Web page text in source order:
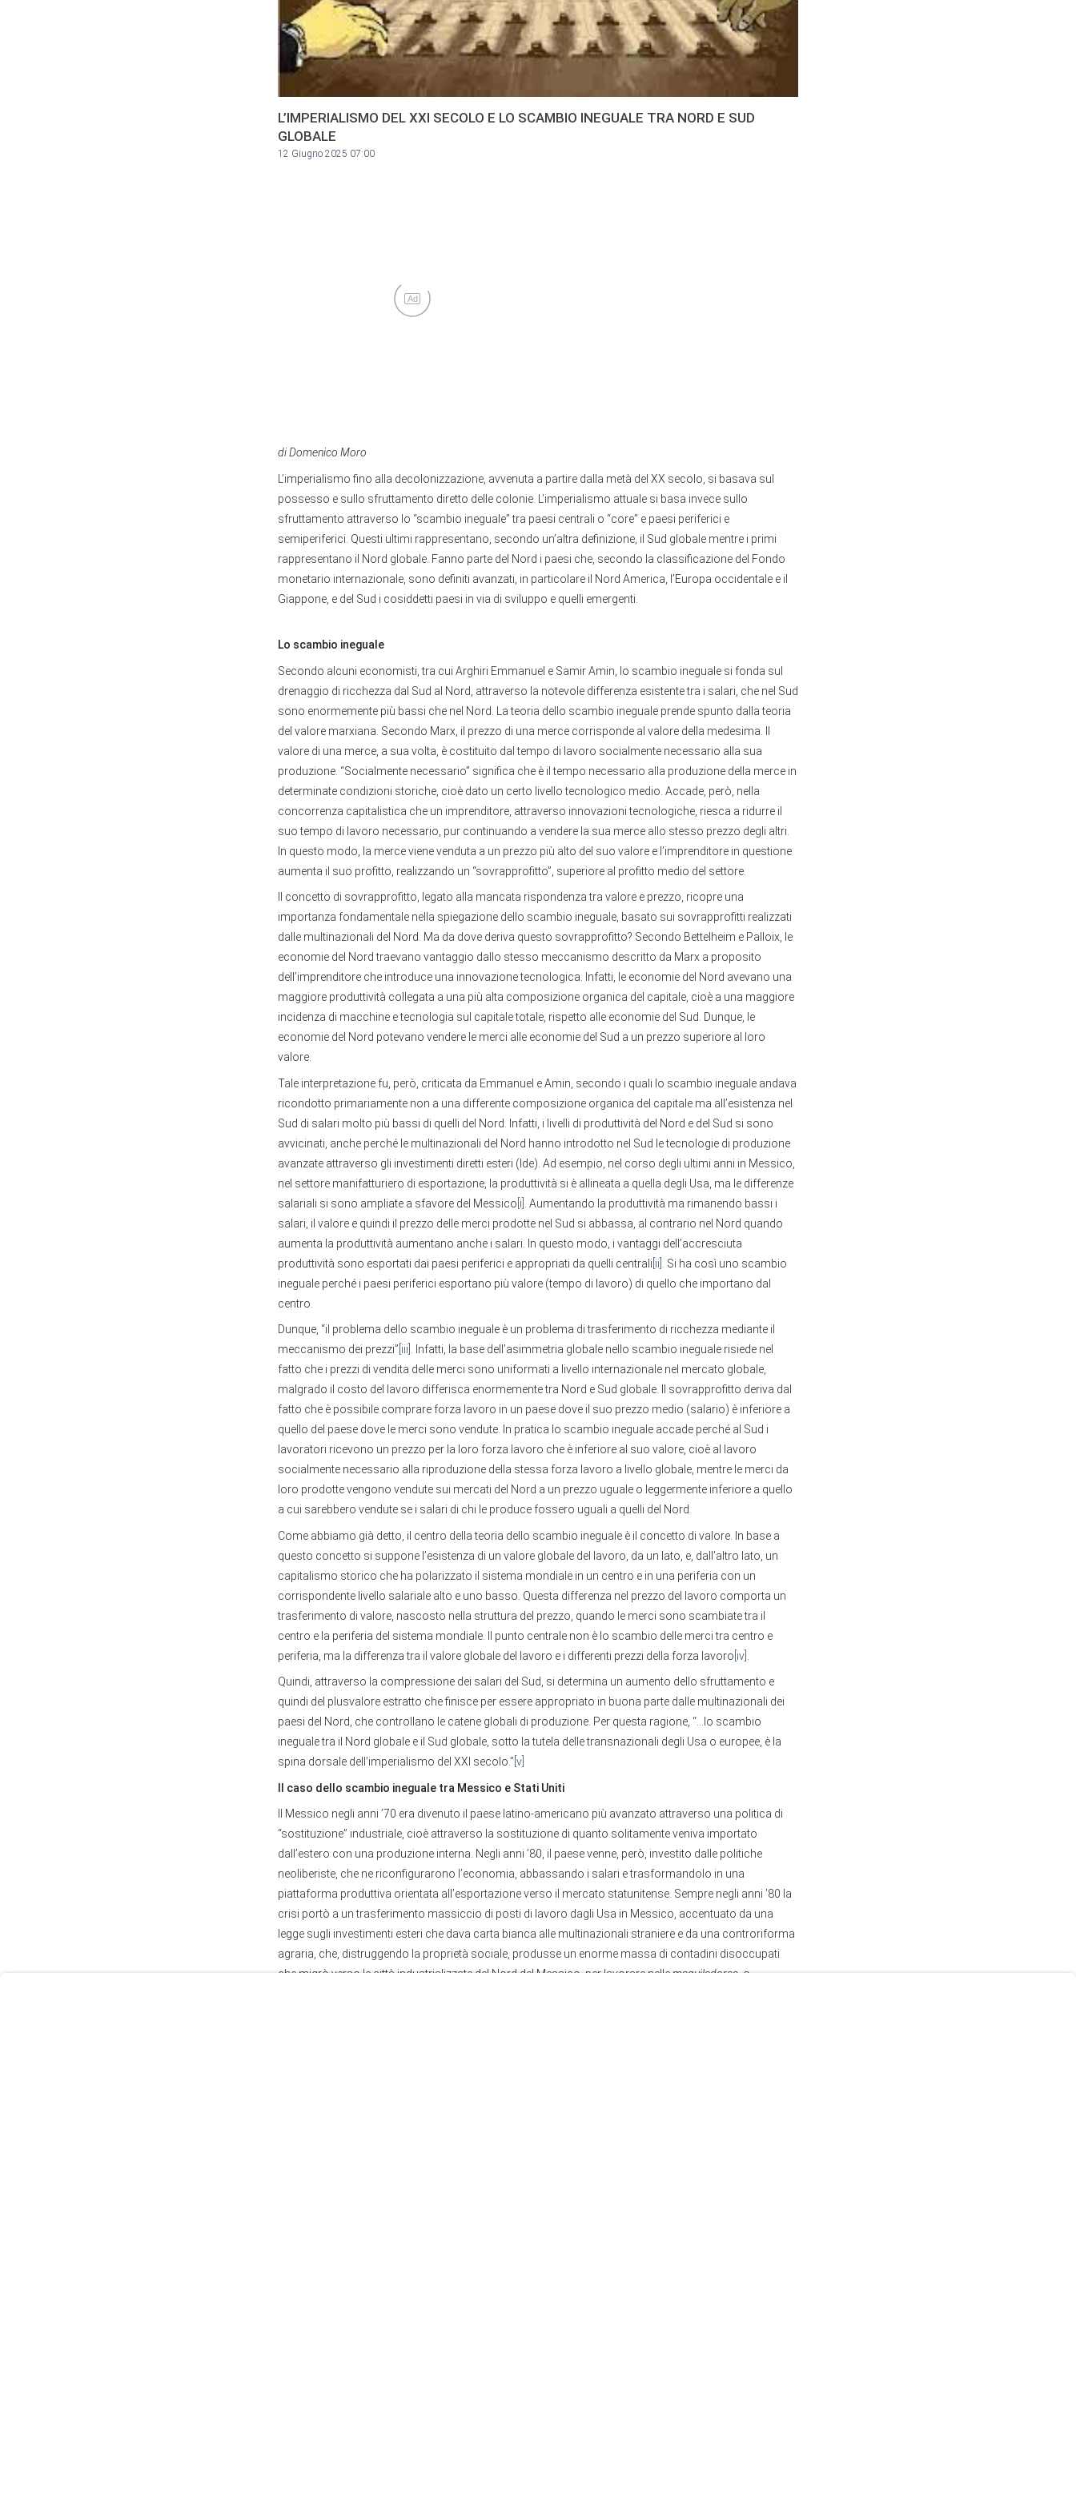
L’IMPERIALISMO DEL XXI SECOLO E LO SCAMBIO INEGUALE TRA NORD E SUD
GLOBALE
12 Giugno 2025 07:00
Ad
di Domenico Moro
L’imperialismo fino alla decolonizzazione, avvenuta a partire dalla metà del XX secolo, si basava sul
possesso e sullo sfruttamento diretto delle colonie. L’imperialismo attuale si basa invece sullo
sfruttamento attraverso lo “scambio ineguale” tra paesi centrali o “core” e paesi periferici e
semiperiferici. Questi ultimi rappresentano, secondo un’altra definizione, il Sud globale mentre i primi
rappresentano il Nord globale. Fanno parte del Nord i paesi che, secondo la classificazione del Fondo
monetario internazionale, sono definiti avanzati, in particolare il Nord America, l’Europa occidentale e il
Giappone, e del Sud i cosiddetti paesi in via di sviluppo e quelli emergenti.
Lo scambio ineguale
Secondo alcuni economisti, tra cui Arghiri Emmanuel e Samir Amin, lo scambio ineguale si fonda sul
drenaggio di ricchezza dal Sud al Nord, attraverso la notevole differenza esistente tra i salari, che nel Sud
sono enormemente più bassi che nel Nord. La teoria dello scambio ineguale prende spunto dalla teoria
del valore marxiana. Secondo Marx, il prezzo di una merce corrisponde al valore della medesima. Il
valore di una merce, a sua volta, è costituito dal tempo di lavoro socialmente necessario alla sua
produzione. “Socialmente necessario” significa che è il tempo necessario alla produzione della merce in
determinate condizioni storiche, cioè dato un certo livello tecnologico medio. Accade, però, nella
concorrenza capitalistica che un imprenditore, attraverso innovazioni tecnologiche, riesca a ridurre il
suo tempo di lavoro necessario, pur continuando a vendere la sua merce allo stesso prezzo degli altri.
In questo modo, la merce viene venduta a un prezzo più alto del suo valore e l’imprenditore in questione
aumenta il suo profitto, realizzando un “sovrapprofitto”, superiore al profitto medio del settore.
Il concetto di sovrapprofitto, legato alla mancata rispondenza tra valore e prezzo, ricopre una
importanza fondamentale nella spiegazione dello scambio ineguale, basato sui sovrapprofitti realizzati
dalle multinazionali del Nord. Ma da dove deriva questo sovrapprofitto? Secondo Bettelheim e Palloix, le
economie del Nord traevano vantaggio dallo stesso meccanismo descritto da Marx a proposito
dell’imprenditore che introduce una innovazione tecnologica. Infatti, le economie del Nord avevano una
maggiore produttività collegata a una più alta composizione organica del capitale, cioè a una maggiore
incidenza di macchine e tecnologia sul capitale totale, rispetto alle economie del Sud. Dunque, le
economie del Nord potevano vendere le merci alle economie del Sud a un prezzo superiore al loro
valore.
Tale interpretazione fu, però, criticata da Emmanuel e Amin, secondo i quali lo scambio ineguale andava
ricondotto primariamente non a una differente composizione organica del capitale ma all’esistenza nel
Sud di salari molto più bassi di quelli del Nord. Infatti, i livelli di produttività del Nord e del Sud si sono
avvicinati, anche perché le multinazionali del Nord hanno introdotto nel Sud le tecnologie di produzione
avanzate attraverso gli investimenti diretti esteri (Ide). Ad esempio, nel corso degli ultimi anni in Messico,
nel settore manifatturiero di esportazione, la produttività si è allineata a quella degli Usa, ma le differenze
salariali si sono ampliate a sfavore del Messico [i]
. Aumentando la produttività ma rimanendo bassi i
salari, il valore e quindi il prezzo delle merci prodotte nel Sud si abbassa, al contrario nel Nord quando
aumenta la produttività aumentano anche i salari. In questo modo, i vantaggi dell’accresciuta
produttività sono esportati dai paesi periferici e appropriati da quelli centrali [ii]
. Si ha così uno scambio
ineguale perché i paesi periferici esportano più valore (tempo di lavoro) di quello che importano dal
centro.
Dunque, “il problema dello scambio ineguale è un problema di trasferimento di ricchezza mediante il
meccanismo dei prezzi” [iii]
. Infatti, la base dell’asimmetria globale nello scambio ineguale risiede nel
fatto che i prezzi di vendita delle merci sono uniformati a livello internazionale nel mercato globale,
malgrado il costo del lavoro differisca enormemente tra Nord e Sud globale. Il sovrapprofitto deriva dal
fatto che è possibile comprare forza lavoro in un paese dove il suo prezzo medio (salario) è inferiore a
quello del paese dove le merci sono vendute. In pratica lo scambio ineguale accade perché al Sud i
lavoratori ricevono un prezzo per la loro forza lavoro che è inferiore al suo valore, cioè al lavoro
socialmente necessario alla riproduzione della stessa forza lavoro a livello globale, mentre le merci da
loro prodotte vengono vendute sui mercati del Nord a un prezzo uguale o leggermente inferiore a quello
a cui sarebbero vendute se i salari di chi le produce fossero uguali a quelli del Nord.
Come abbiamo già detto, il centro della teoria dello scambio ineguale è il concetto di valore. In base a
questo concetto si suppone l’esistenza di un valore globale del lavoro, da un lato, e, dall’altro lato, un
capitalismo storico che ha polarizzato il sistema mondiale in un centro e in una periferia con un
corrispondente livello salariale alto e uno basso. Questa differenza nel prezzo del lavoro comporta un
trasferimento di valore, nascosto nella struttura del prezzo, quando le merci sono scambiate tra il
centro e la periferia del sistema mondiale. Il punto centrale non è lo scambio delle merci tra centro e
periferia, ma la differenza tra il valore globale del lavoro e i differenti prezzi della forza lavoro [iv]
Quindi, attraverso la compressione dei salari del Sud, si determina un aumento dello sfruttamento e
quindi del plusvalore estratto che finisce per essere appropriato in buona parte dalle multinazionali dei
paesi del Nord, che controllano le catene globali di produzione. Per questa ragione, “…lo scambio
ineguale tra il Nord globale e il Sud globale, sotto la tutela delle transnazionali degli Usa o europee, è la
spina dorsale dell’imperialismo del XXI secolo.” [v]
Il caso dello scambio ineguale tra Messico e Stati Uniti
Il Messico negli anni ’70 era divenuto il paese latino-americano più avanzato attraverso una politica di
“sostituzione” industriale, cioè attraverso la sostituzione di quanto solitamente veniva importato
dall’estero con una produzione interna. Negli anni ’80, il paese venne, però, investito dalle politiche
neoliberiste, che ne riconfigurarono l’economia, abbassando i salari e trasformandolo in una
piattaforma produttiva orientata all’esportazione verso il mercato statunitense. Sempre negli anni ’80 la
crisi portò a un trasferimento massiccio di posti di lavoro dagli Usa in Messico, accentuato da una
legge sugli investimenti esteri che dava carta bianca alle multinazionali straniere e da una controriforma
agraria, che, distruggendo la proprietà sociale, produsse un enorme massa di contadini disoccupati
che migrò verso le città industrializzate del Nord del Messico, per lavorare nelle maquiladoras , o